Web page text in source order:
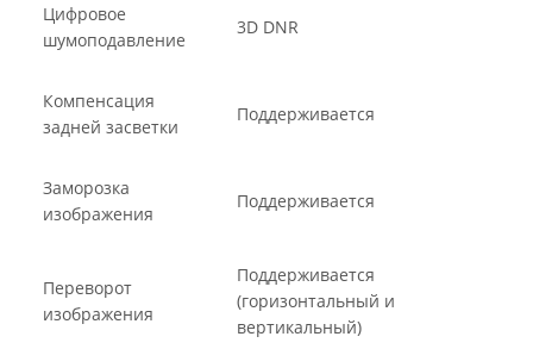
Цифровое
шумоподавление
3D DNR
Компенсация
задней засветки
Поддерживается
Заморозка
изображения
Поддерживается
Переворот
изображения
Поддерживается
(горизонтальный и
вертикальный)